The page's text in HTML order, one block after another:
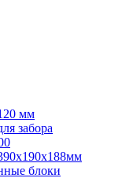
мм
забора
блоки